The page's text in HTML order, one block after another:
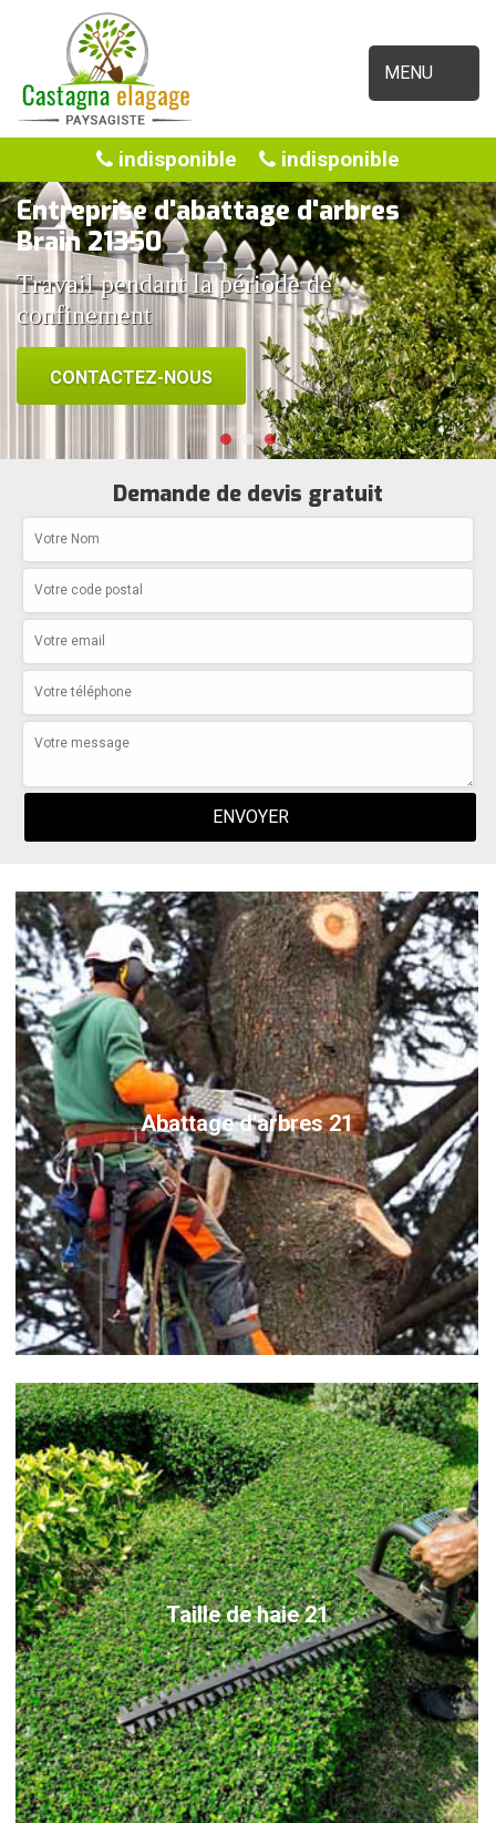
MENU
indisponible indisponible
Entreprise d'abattage d'arbres
Brain 21350
Travail pendant la période de
confinement
CONTACTEZ-NOUS
Demande de devis gratuit
Abattage d'arbres 21
Taille de haie 21